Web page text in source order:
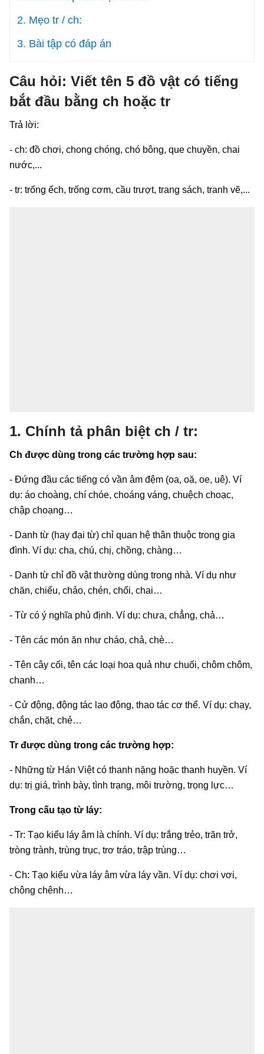
2. Mẹo tr / ch:
3. Bài tập có đáp án
Câu hỏi: Viết tên 5 đồ vật có tiếng
bắt đầu bằng ch hoặc tr
Trả lời:
- ch: đồ chơi, chong chóng, chó bông, que chuyền, chai
nước,...
- tr: trống ếch, trống cơm, cầu trượt, trang sách, tranh vẽ,...
1. Chính tả phân biệt ch / tr:
Ch được dùng trong các trường hợp sau:
- Đứng đầu các tiếng có vần âm đệm (oa, oă, oe, uê). Ví
dụ: áo choàng, chí chóe, choáng váng, chuệch choạc,
chập choạng…
- Danh từ (hay đại từ) chỉ quan hệ thân thuộc trong gia
đình. Ví dụ: cha, chú, chị, chồng, chàng…
- Danh từ chỉ đồ vật thường dùng trong nhà. Ví dụ như
chăn, chiếu, chảo, chén, chổi, chai…
- Từ có ý nghĩa phủ định. Ví dụ: chưa, chẳng, chả…
- Tên các món ăn như cháo, chả, chè…
- Tên cây cối, tên các loại hoa quả như chuối, chôm chôm,
chanh…
- Cử động, động tác lao động, thao tác cơ thể. Ví dụ: chạy,
chắn, chặt, chẻ…
Tr được dùng trong các trường hợp:
- Những từ Hán Việt có thanh nặng hoặc thanh huyền. Ví
dụ: trị giá, trình bày, tình trạng, môi trường, trọng lực…
Trong cấu tạo từ láy:
- Tr: Tạo kiểu láy âm là chính. Ví dụ: trắng trẻo, trăn trở,
tròng trành, trùng trục, trơ tráo, trập trùng…
- Ch: Tạo kiểu vừa láy âm vừa láy vần. Ví dụ: chơi vơi,
chông chênh…